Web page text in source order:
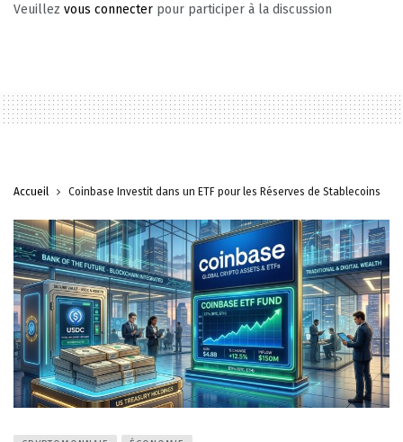
Veuillez vous connecter pour participer à la discussion
Accueil Coinbase Investit dans un ETF pour les Réserves de Stablecoins